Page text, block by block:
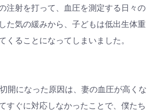
注射を打って、血圧を測定する日々の
た気の緩みから、子どもは低出生体重
くることになってしまいました。
開になった原因は、妻の血圧が高くな
すぐに対応しなかったことで、僕たち